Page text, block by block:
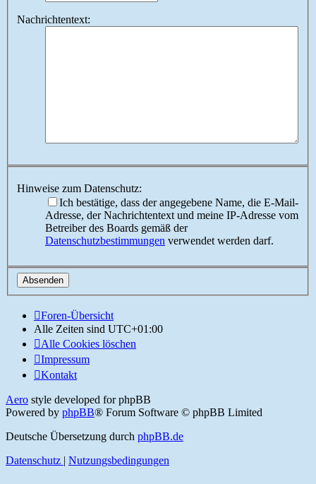
Nachrichtentext:
Hinweise zum Datenschutz:
Ich bestätige, dass der angegebene Name, die E-Mail-
Adresse, der Nachrichtentext und meine IP-Adresse vom
Betreiber des Boards gemäß der
Datenschutzbestimmungen verwendet werden darf.
Foren-Übersicht
Alle Zeiten sind UTC+01:00
Alle Cookies löschen
Impressum
Kontakt
Aero style developed for phpBB
Powered by phpBB® Forum Software © phpBB Limited
Deutsche Übersetzung durch phpBB.de
Datenschutz | Nutzungsbedingungen